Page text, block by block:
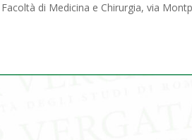
di Medicina e Chirurgia, via